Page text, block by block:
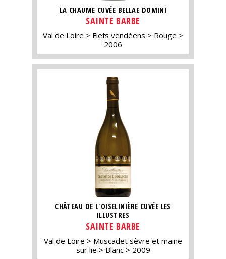
LA CHAUME CUVÉE BELLAE DOMINI
SAINTE BARBE
Val de Loire Fiefs vendéens
Rouge
2006
CHÂTEAU DE L'OISELINIÈRE CUVÉE LES
ILLUSTRES
SAINTE BARBE
Val de Loire
Muscadet sèvre et maine
sur lie
Blanc 2009